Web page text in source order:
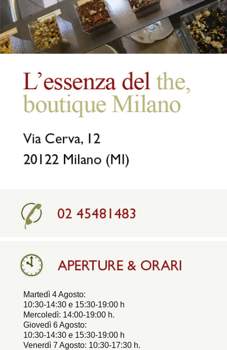
Martedì 4 Agosto:
10:30-14:30 e 15:30-19:00 h
Mercoledì: 14:00-19:00 h.
Giovedì 6 Agosto:
10:30-14:30 e 15:30-19:00 h
Venerdì 7 Agosto: 10:30-17:30 h.